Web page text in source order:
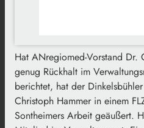
Hat ANregiomed-Vorstand Dr.
genug Rückhalt im
berichtet, hat der
Christoph Hammer in einem
Sontheimers Arbeit geäußert.